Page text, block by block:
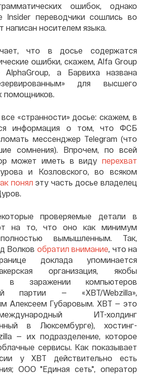
ошибок, однако
Insider переводчики сошлись во
написан носителем языка.
что в досье содержатся
ошибки, скажем, Alfa Group
AlphaGroup, а Барвиха названа
для высшего
помощников.
«странности» досье: скажем, в
информация о том, что ФСБ
мессенджер Telegram (что
сомнения). Впрочем, по всей
может иметь в виду перехват
и Козловского, во всяком
понял эту часть досье владелец
проверяемые детали в
на то, что оно как минимум
вымышленным. Так,
Волков обратил внимание, что на
доклада упоминается
организация, якобы
в заражении компьютеров
партии — «XBT/Webzilla»,
Алексеем Губаровым. XBT — это
ИТ-холдинг
в Люксембурге), хостинг-
— их подразделение, которое
сервисы. Как показывает
у XBT действительно есть
ООО "Единая сеть", оператор